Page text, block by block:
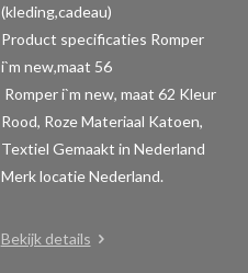
(kleding,cadeau)
Product specificaties Romper
i`m new,maat 56
Romper i`m new, maat 62 Kleur
Rood, Roze Materiaal Katoen,
Textiel Gemaakt in Nederland
Merk locatie Nederland.
Bekijk details